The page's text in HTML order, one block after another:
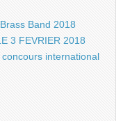
Band 2018
3 FEVRIER 2018
international